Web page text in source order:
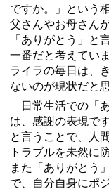
ですか。」という
父さんやお母さん
「ありがとう」と
一番だと考えてい
ライラの毎日は、
ないのが現状だと
日常生活での「
は、感謝の表現で
と言うことで、人
トラブルを未然に
また「ありがとう
で、自分自身にポ